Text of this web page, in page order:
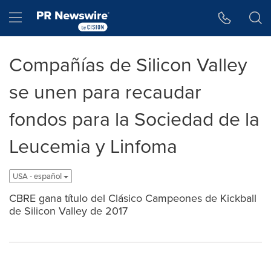
Hamburger menu
Compañías de Silicon Valley
se unen para recaudar
fondos para la Sociedad de la
Leucemia y Linfoma
USA - español
CBRE gana título del Clásico Campeones de Kickball
de Silicon Valley de 2017